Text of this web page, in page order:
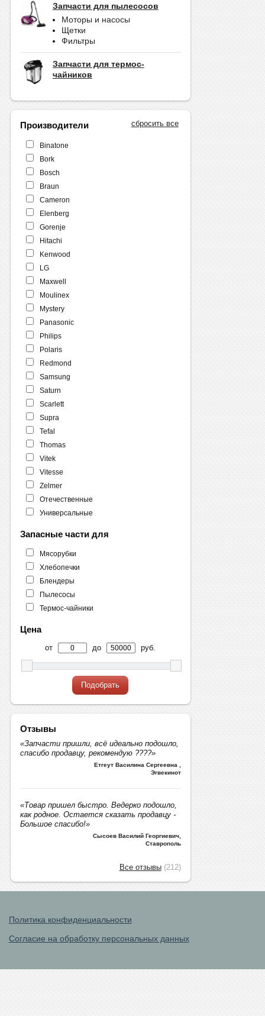
Запчасти для пылесосов
Моторы и насосы
Щетки
Фильтры
Запчасти для термос-
чайников
сбросить все
Производители
Binatone
Bork
Bosch
Braun
Cameron
Elenberg
Gorenje
Hitachi
Kenwood
LG
Maxwell
Moulinex
Mystery
Panasonic
Philips
Polaris
Redmond
Samsung
Saturn
Scarlett
Supra
Tefal
Thomas
Vitek
Vitesse
Zelmer
Отечественные
Универсальные
Запасные части для
Мясорубки
Хлебопечки
Блендеры
Пылесосы
Термос-чайники
Цена
от до руб.
Подобрать
Отзывы
«Запчасти пришли, всё идеально подошло,
спасибо продавцу, рекомендую ????»
Етгеут Василина Сергеевна
Эгвекинот
«Товар пришел быстро. Ведерко подошло,
как родное. Остается сказать продавцу -
Большое спасибо!»
Сысоев Василий Георгиевич,
Ставрополь
Все отзывы(212)
Политика конфиденциальности
Согласие на обработку персональных данных